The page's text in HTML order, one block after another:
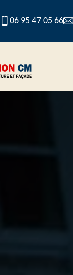
06 95 47 05 66